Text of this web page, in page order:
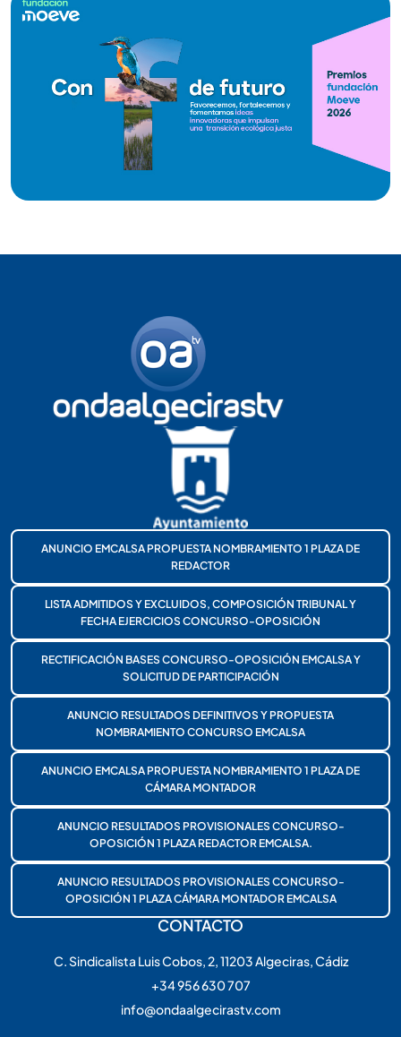
ANUNCIO EMCALSA PROPUESTA NOMBRAMIENTO 1 PLAZA DE
REDACTOR
LISTA ADMITIDOS Y EXCLUIDOS, COMPOSICIÓN TRIBUNAL Y
FECHA EJERCICIOS CONCURSO-OPOSICIÓN
RECTIFICACIÓN BASES CONCURSO-OPOSICIÓN EMCALSA Y
SOLICITUD DE PARTICIPACIÓN
ANUNCIO RESULTADOS DEFINITIVOS Y PROPUESTA
NOMBRAMIENTO CONCURSO EMCALSA
ANUNCIO EMCALSA PROPUESTA NOMBRAMIENTO 1 PLAZA DE
CÁMARA MONTADOR
ANUNCIO RESULTADOS PROVISIONALES CONCURSO-
OPOSICIÓN 1 PLAZA REDACTOR EMCALSA.
ANUNCIO RESULTADOS PROVISIONALES CONCURSO-
OPOSICIÓN 1 PLAZA CÁMARA MONTADOR EMCALSA
CONTACTO
C. Sindicalista Luis Cobos, 2, 11203 Algeciras, Cádiz
+34 956 630 707
info@ondaalgecirastv.com